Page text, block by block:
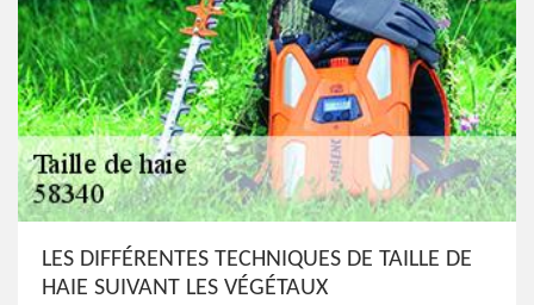
LES DIFFÉRENTES TECHNIQUES DE TAILLE DE
HAIE SUIVANT LES VÉGÉTAUX